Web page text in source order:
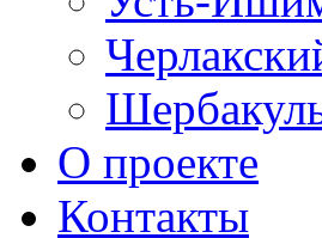
О проекте
Контакты